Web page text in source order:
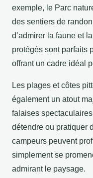
exemple, le Parc
des sentiers de
d’admirer la faune et
protégés sont parfaits
offrant un cadre idéal
Les plages et côtes
également un atout
falaises
détendre ou pratiquer
campeurs peuvent
simplement se
admirant le paysage.